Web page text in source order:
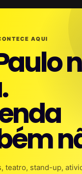
AQUI
teatro, stand-up,